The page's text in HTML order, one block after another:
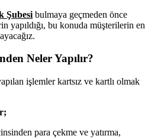
Şubesi bulmaya geçmeden önce
yapıldığı, bu konuda müşterilerin en
Neler Yapılır?
işlemler kartsız ve kartlı olmak
para çekme ve yatırma,